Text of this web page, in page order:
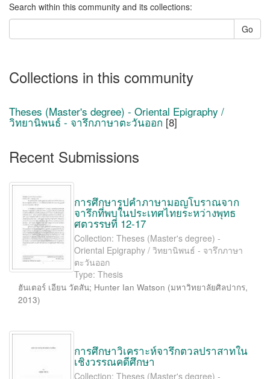
Search within this community and its collections:
Go
Collections in this community
Theses (Master's degree) - Oriental Epigraphy /
วิทยานิพนธ์ - จารึกภาษาตะวันออก [8]
Recent Submissions
การศึกษารูปคำภาษามอญโบราณจาก
จารึกที่พบในประเทศไทยระหว่างพุทธ
ศตวรรษที่ 12-17
Collection: Theses (Master's degree) -
Oriental Epigraphy / วิทยานิพนธ์ - จารึกภาษา
ตะวันออก
Type: Thesis
ฮันเตอร์ เอียน วัตสัน; Hunter Ian Watson (มหาวิทยาลัยศิลปากร,
2013)
การศึกษาวิเคราะห์จารึกตวลปราสาทใน
เชิงวรรณคดีศึกษา
Collection: Theses (Master's degree) -